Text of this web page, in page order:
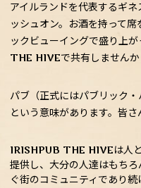
アイルランドを代表するギ
ッシュオン。お酒を持って
ックビューイングで盛り上
THE HIVEで共有しませんか
パブ（正式にはパブリック
という意味があります。皆さ
IRISHPUB THE HIVEは人
提供し、大分の人達はもち
ぐ街のコミュニティであり続